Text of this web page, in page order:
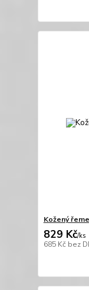
Kožený
829 Kč/ks
685 Kč bez